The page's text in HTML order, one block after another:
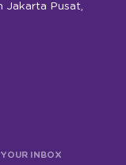
Jakarta Pusat,
INBOX